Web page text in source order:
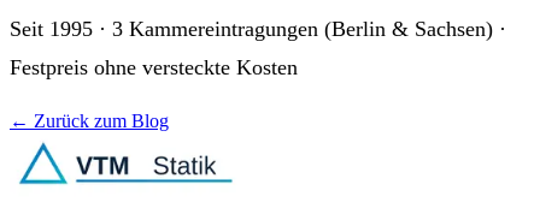
Seit 1995 · 3 Kammereintragungen (Berlin & Sachsen) ·
Festpreis ohne versteckte Kosten
← Zurück zum Blog